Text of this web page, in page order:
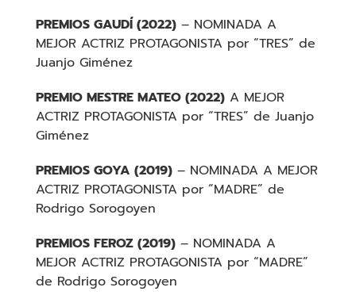
PREMIOS GAUDÍ(2022)– NOMINADA A
MEJOR ACTRIZ PROTAGONISTA por “TRES” de
Juanjo Giménez
PREMIO MESTRE MATEO (2022)A MEJOR
ACTRIZ PROTAGONISTA por “TRES” de Juanjo
Giménez
PREMIOS GOYA (2019)– NOMINADA A MEJOR
ACTRIZ PROTAGONISTA por “MADRE” de
Rodrigo Sorogoyen
PREMIOS FEROZ (2019)– NOMINADA A
MEJOR ACTRIZ PROTAGONISTA por “MADRE”
de Rodrigo Sorogoyen